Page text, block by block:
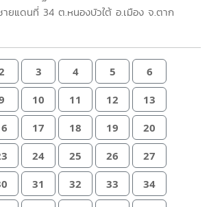
ายแดนที่ 34 ต.หนองบัวใต้ อ.เมือง จ.ตาก
3 4 5 6
10 11 12 13
17 18 19 20
24 25 26 27
31 32 33 34